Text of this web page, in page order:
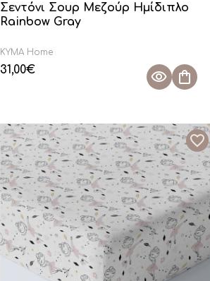
Σεντόνι Σουρ Μεζούρ Ημίδιπλο
Rainbow Gray
KYMA Home
31,00€